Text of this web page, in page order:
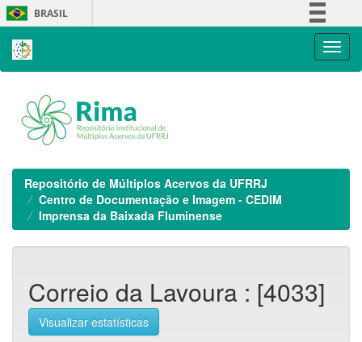
Skip
navigation
BRASIL
Repositório de Múltiplos Acervos da UFRRJ
Centro de Documentação e Imagem - CEDIM
Imprensa da Baixada Fluminense
Correio da Lavoura : [4033]
Visualizar estatísticas